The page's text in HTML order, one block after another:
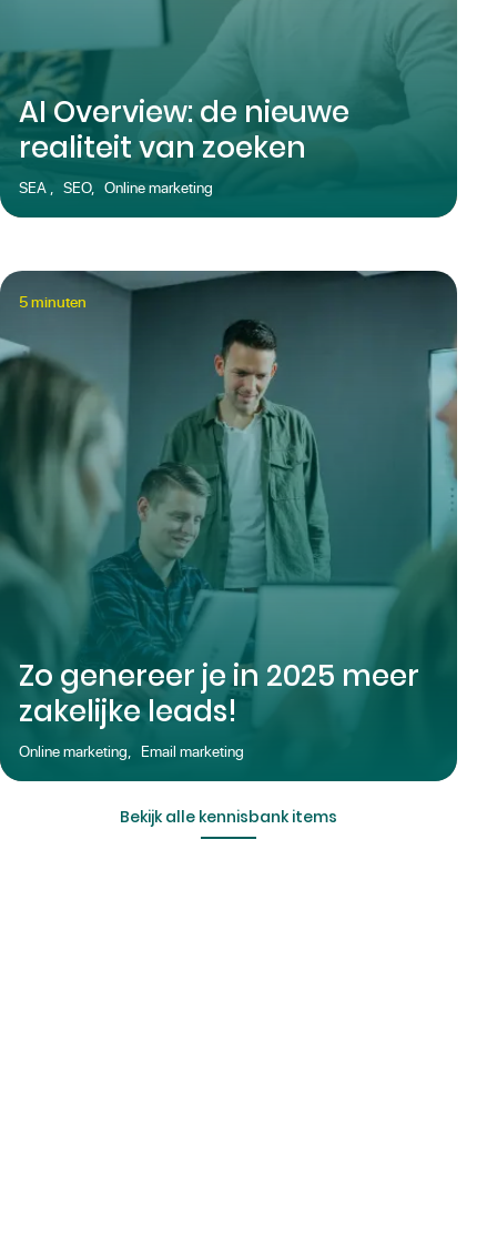
AI Overview: de nieuwe
realiteit van zoeken
SEA , SEO, Online marketing
5minuten
Zo genereer je in 2025 meer
zakelijke leads!
Online marketing, Email marketing
Bekijk alle kennisbank items